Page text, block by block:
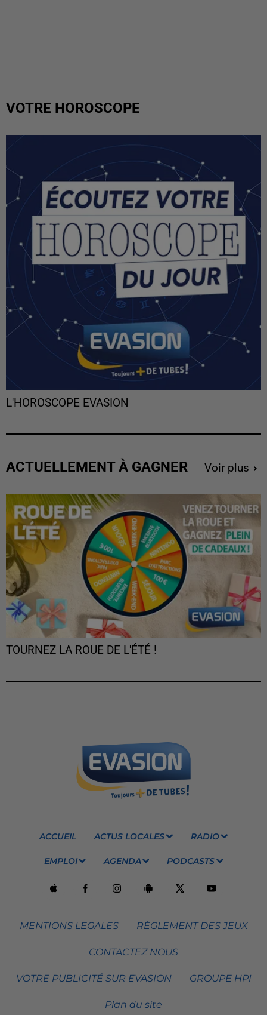
VOTRE HOROSCOPE
L'HOROSCOPE EVASION
ACTUELLEMENT À GAGNER Voir plus
TOURNEZ LA ROUE DE L'ÉTÉ !
ACCUEIL ACTUS LOCALES RADIO
EMPLOI AGENDA PODCASTS
MENTIONS LEGALES RÈGLEMENT DES JEUX
CONTACTEZ NOUS
VOTRE PUBLICITÉ SUR EVASION GROUPE HPI
Plan du site